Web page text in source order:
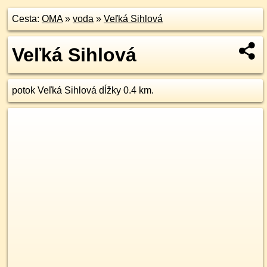
Cesta: OMA» voda » Veľká Sihlová
Veľká Sihlová
potok Veľká Sihlová dĺžky 0.4 km.